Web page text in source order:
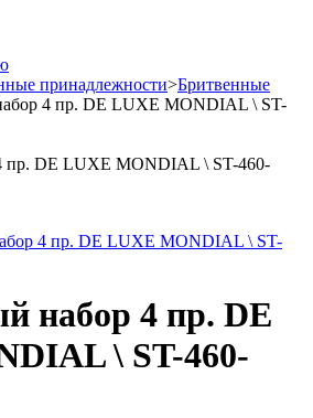
принадлежности>Бритвенные
4 пр. DE LUXE MONDIAL \ ST-
набор 4 пр. DE
\ ST-460-